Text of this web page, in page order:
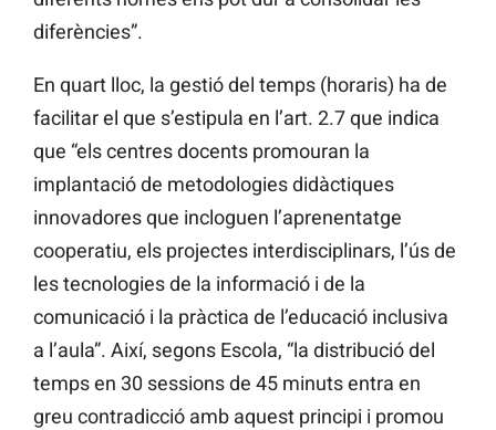
diferències”.
En quart lloc, la gestió del temps (horaris) ha de
facilitar el que s’estipula en l’art. 2.7 que indica
que “els centres docents promouran la
implantació de metodologies didàctiques
innovadores que incloguen l’aprenentatge
cooperatiu, els projectes interdisciplinars, l’ús de
les tecnologies de la informació i de la
comunicació i la pràctica de l’educació inclusiva
a l’aula”. Així, segons Escola, “la distribució del
temps en 30 sessions de 45 minuts entra en
greu contradicció amb aquest principi i promou